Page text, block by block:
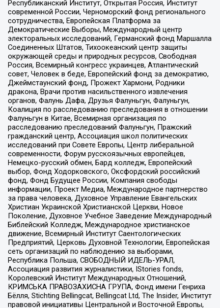
Республиканский Институт, Открытая Россия, Институт
современной России, Черноморский фонд регионального
сотрудничества, Европейская Платформа за
Демократические Выборы, Международный центр
электоральных исследований, Германский фонд Маршалла
Соединенных Штатов, Тихоокеанский центр защиты
окружающей среды и природных ресурсов, Свободная
Россия, Всемирный конгресс украинцев, Атлантический
совет, Человек в беде, Европейский фонд за демократию,
Джеймстаунский фонд, Прожект Хармони, Родники
дракона, Врачи против насильственного извлечения
органов, Фалунь Дафа, Друзья Фалуньгун, Фалуньгун,
Коалиция по расследованию преследования в отношении
Фалуньгун в Китае, Всемирная организация по
расследованию преследований Фалуньгун, Пражский
гражданский центр, Ассоциация школ политических
исследований при Совете Европы, Центр либеральной
современности, Форум русскоязычных европейцев,
Немецко-русский обмен, Бард колледж, Европейский
выбор, Фонд Ходорковского, Оксфордский российский
фонд, Фонд Будущее России, Компания свободы
информации, Проект Медиа, Международное партнерство
за права человека, Духовное Управление Евангельских
Христиан Украинской Христианской Церкви, Новое
Поколение, Духовное Учебное Заведение Международный
Библейский Колледж, Международное христианское
движение, Всемирный Институт Саентологических
Предприятий, Церковь Духовной Технологии, Европейская
сеть организаций по наблюдению за выборами,
Республика Польша, СВОБОДНЫЙ ИДЕЛЬ-УРАЛ,
Ассоциация развития журналистики, IStories fonds,
Королевский Институт Международных Отношений,
КРИМСЬКА ПРАВОЗАХИСНА ГРУПА, Фонд имени Генриха
Бёлля, Stichting Bellingcat, Bellingcat Ltd, The Insider, Институт
правовой инициативы Центральной и Восточной Европы,